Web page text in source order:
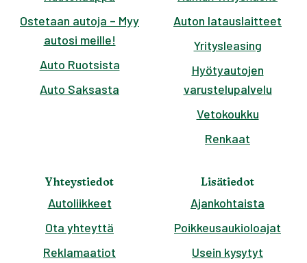
Ostetaan autoja – Myy
autosi meille!
Auto Ruotsista
Auto Saksasta
Auton latauslaitteet
Yritysleasing
Hyötyautojen
varustelupalvelu
Vetokoukku
Renkaat
Yhteystiedot
Autoliikkeet
Ota yhteyttä
Reklamaatiot
Lisätiedot
Ajankohtaista
Poikkeusaukioloajat
Usein kysytyt